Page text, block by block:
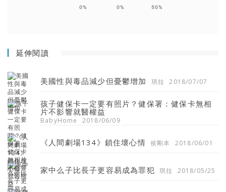
0% 0% 50%
延伸閱讀
美國性與毒品減少但憂鬱增加 琪拉 2018/07/07
孩子健保卡一定要有照片？健保署：健保卡無相
片不影響就醫權益
BabyHome 2018/06/09
《人間劇場134》鎖住壞心情 侯剛本 2018/06/01
家中么子比長子更容易成為罪犯 琪拉 2018/05/25